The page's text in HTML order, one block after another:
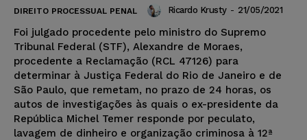
DIREITO PROCESSUAL PENAL Ricardo Krusty - 21/05/2021
Foi julgado procedente pelo ministro do Supremo
Tribunal Federal (STF), Alexandre de Moraes,
procedente a Reclamação (RCL 47126) para
determinar à Justiça Federal do Rio de Janeiro e de
São Paulo, que remetam, no prazo de 24 horas, os
autos de investigações às quais o ex-presidente da
República Michel Temer responde por peculato,
lavagem de dinheiro e organização criminosa à 12ª